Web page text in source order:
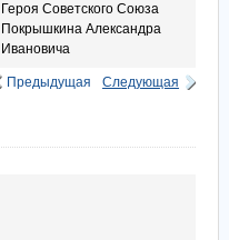
Героя Советского Союза
Покрышкина Александра
Ивановича
Предыдущая Следующая